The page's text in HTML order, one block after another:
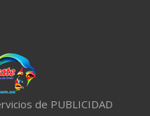
de PUBLICIDAD